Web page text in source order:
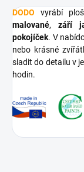
DODO vyrábí
malované, září
pokojíček. V
nebo krásné
sladit do detailu v
hodin.